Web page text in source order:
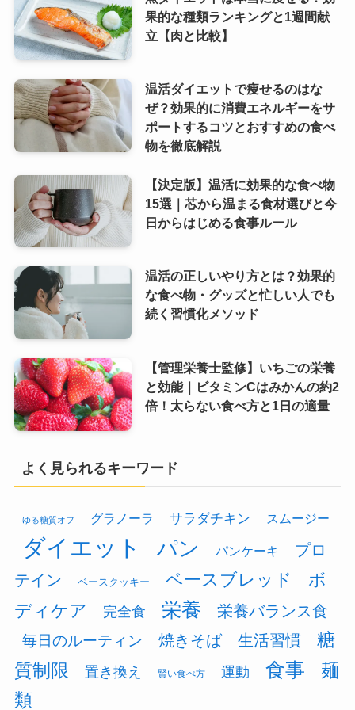
果的な種類ランキングと1週間献
立【肉と比較】
温活ダイエットで痩せるのはな
ぜ？効果的に消費エネルギーをサ
ポートするコツとおすすめの食べ
物を徹底解説
【決定版】温活に効果的な食べ物
15選｜芯から温まる食材選びと今
日からはじめる食事ルール
温活の正しいやり方とは？効果的
な食べ物・グッズと忙しい人でも
続く習慣化メソッド
【管理栄養士監修】いちごの栄養
と効能｜ビタミンCはみかんの約2
倍！太らない食べ方と1日の適量
よく見られるキーワード
ゆる糖質オフ グラノーラ サラダチキン スムージー
ダイエット パン パンケーキ
プロ
テイン
ベースクッキー ベースブレッド
ボ
ディケア
完全食 栄養 栄養バランス食
毎日のルーティン 焼きそば 生活習慣
糖
質制限
置き換え 賢い食べ方 運動 食事
麺
類